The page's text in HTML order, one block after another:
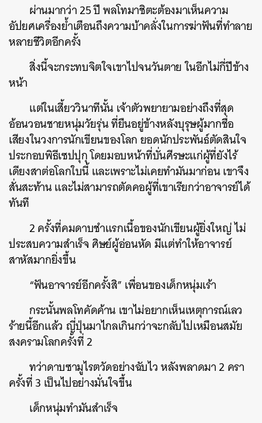
ผ่านมากว่า 25 ปี พลโทมาชิตะต้องมาเห็นความ
อัปยศเครื่องย้ำเตือนถึงความบ้าคลั่งในการฆ่าฟันที่ทำลาย
หลายชีวิตอีกครั้ง
สิ่งนี้จะกระทบจิตใจเขาไปจนวันตาย ในอีกไม่กี่ปีข้าง
หน้า
แต่ในเสี้ยววินาทีนั้น เจ้าตัวพยายามอย่างถึงที่สุด
อ้อนวอนชายหนุ่มวัยรุ่น ที่ยืนอยู่ข้างหลังบุรุษผู้มากชื่อ
เสียงในวงการนักเขียนของโลก ยอดนักประพันธ์ตัดสินใจ
ประกอบพิธีเซปปุกุ โดยมอบหน้าที่บั่นศีรษะแก่ผู้ที่ยังไร้
เดียงสาต่อโลกใบนี้ และเพราะไม่เคยทำมันมาก่อน เขาจึง
สั่นสะท้าน และไม่สามารถตัดคอผู้ที่เขาเรียกว่าอาจารย์ได้
ทันที
2 ครั้งที่คมดาบชำแรกเนื้อของนักเขียนผู้ยิ่งใหญ่ ไม่
ประสบความสำเร็จ ศิษย์ผู้อ่อนหัด มีแต่ทำให้อาจารย์
สาหัสมากยิ่งขึ้น
“ฟันอาจารย์อีกครั้งสิ” เพื่อนของเด็กหนุ่มเร้า
กระนั้นพลโทคัดค้าน เขาไม่อยากเห็นเหตุการณ์เลว
ร้ายนี้อีกแล้ว ญี่ปุ่นมาไกลเกินกว่าจะกลับไปเหมือนสมัย
สงครามโลกครั้งที่ 2
ทว่าดาบซามูไรตวัดอย่างฉับไว หลังพลาดมา 2 ครา
ครั้งที่ 3 เป็นไปอย่างมั่นใจขึ้น
เด็กหนุ่มทำมันสำเร็จ